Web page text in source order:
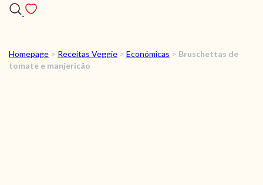
RECEITAS
Homepage > Receitas Veggie > Económicas > Bruschettas de
tomate e manjericão